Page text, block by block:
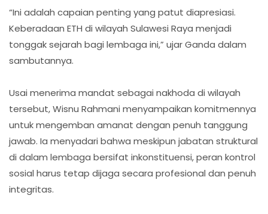
“Ini adalah capaian penting yang patut diapresiasi.
Keberadaan ETH di wilayah Sulawesi Raya menjadi
tonggak sejarah bagi lembaga ini,” ujar Ganda dalam
sambutannya.
Usai menerima mandat sebagai nakhoda di wilayah
tersebut, Wisnu Rahmani menyampaikan komitmennya
untuk mengemban amanat dengan penuh tanggung
jawab. Ia menyadari bahwa meskipun jabatan struktural
di dalam lembaga bersifat inkonstituensi, peran kontrol
sosial harus tetap dijaga secara profesional dan penuh
integritas.